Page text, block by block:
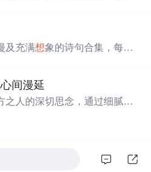
了情感世界中细腻的心境变
及充满想象的诗句合集，每一
间漫延
之人的深切思念，通过细腻的